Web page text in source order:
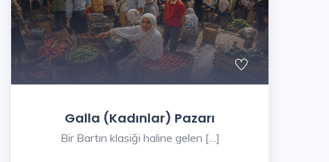
Galla (Kadınlar) Pazarı
Bir Bartın klasiği haline gelen […]